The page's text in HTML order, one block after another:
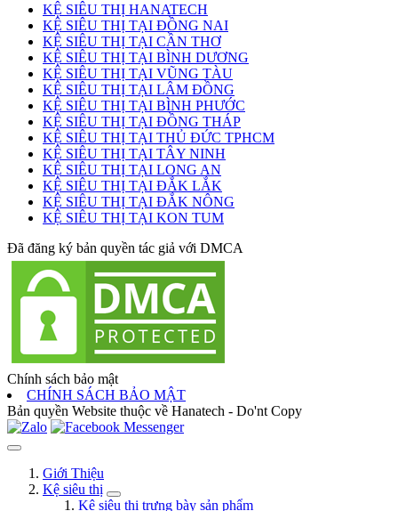
KỆ SIÊU THỊ HANATECH
KỆ SIÊU THỊ TẠI ĐỒNG NAI
KỆ SIÊU THỊ TẠI CẦN THƠ
KỆ SIÊU THỊ TẠI BÌNH DƯƠNG
KỆ SIÊU THỊ TẠI VŨNG TÀU
KỆ SIÊU THỊ TẠI LÂM ĐỒNG
KỆ SIÊU THỊ TẠI BÌNH PHƯỚC
KỆ SIÊU THỊ TẠI ĐỒNG THÁP
KỆ SIÊU THỊ TẠI THỦ ĐỨC TPHCM
KỆ SIÊU THỊ TẠI TÂY NINH
KỆ SIÊU THỊ TẠI LONG AN
KỆ SIÊU THỊ TẠI ĐẮK LẮK
KỆ SIÊU THỊ TẠI ĐẮK NÔNG
KỆ SIÊU THỊ TẠI KON TUM
Đã đăng ký bản quyền tác giả với DMCA
Chính sách bảo mật
CHÍNH SÁCH BẢO MẬT
Bản quyền Website thuộc về Hanatech - Do'nt Copy
Giới Thiệu
Kệ siêu thị
Kệ siêu thị trưng bày sản phẩm